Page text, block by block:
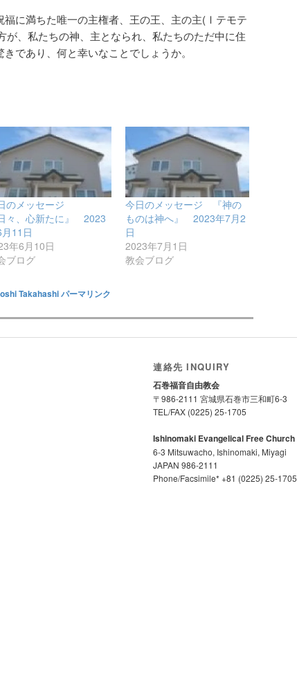
に満ちた唯一の主権者、王の王、主の主(Ⅰテモテ
が、私たちの神、主となられ、私たちのただ中に住
であり、何と幸いなことでしょうか。
のメッセージ
々、心新たに』 2023
11日
年6月10日
ブログ
今日のメッセージ 『神の
ものは神へ』 2023年7月2
日
2023年7月1日
教会ブログ
Takahashiパーマリンク
連絡先 INQUIRY
石巻福音自由教会
〒986-2111 宮城県石巻市三和町6-3
TEL/FAX (0225) 25-1705
Ishinomaki Evangelical Free Church
6-3 Mitsuwacho, Ishinomaki, Miyagi
JAPAN 986-2111
Phone/Facsimile* +81 (0225) 25-1705